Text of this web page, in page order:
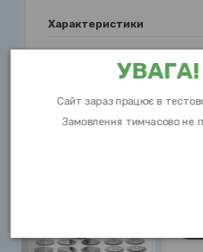
Характеристики
10 інших товарів в цій
УВАГА!
Сайт зараз працює в
Замовлення тимчасово не